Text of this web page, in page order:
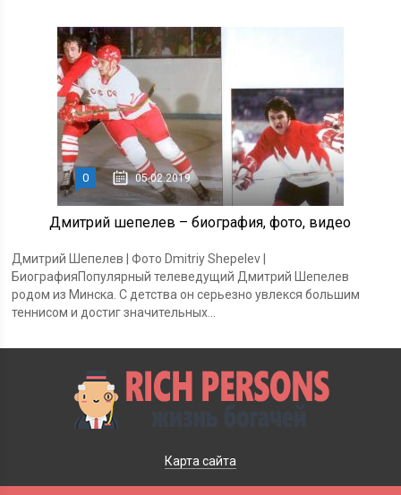
0 05.02.2019
Дмитрий шепелев – биография, фото, видео
Дмитрий Шепелев | Фото Dmitriy Shepelev |
БиографияПопулярный телеведущий Дмитрий Шепелев
родом из Минска. С детства он серьезно увлекся большим
теннисом и достиг значительных...
Карта сайта